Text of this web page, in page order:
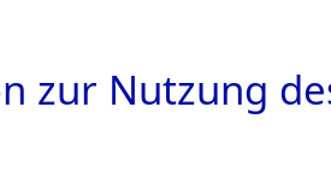
zur Nutzung